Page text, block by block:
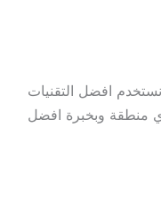
افضل التقنيات
منطقة وبخبرة افضل